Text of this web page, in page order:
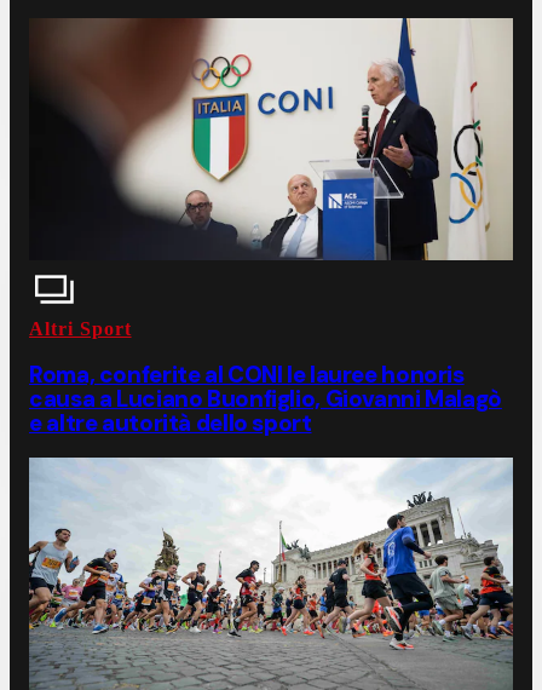
Altri Sport
Roma, conferite al CONI le lauree honoris
causa a Luciano Buonfiglio, Giovanni Malagò
e altre autorità dello sport